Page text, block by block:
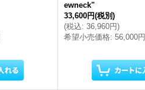
ewneck"
33,600円(税別)
(税込: 36,960円)
希望小売価格: 56,000円